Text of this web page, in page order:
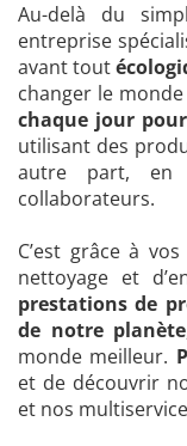
Au-delà du
entreprise
avant tout
changer le
chaque jour
utilisant des
autre part, en
collaborateurs.
C’est grâce à
nettoyage et
prestations de
de notre planète
monde meilleur.
et de découvrir
et nos